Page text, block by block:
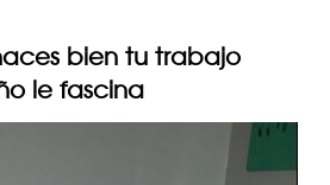
bien tu trabajo
le fascina